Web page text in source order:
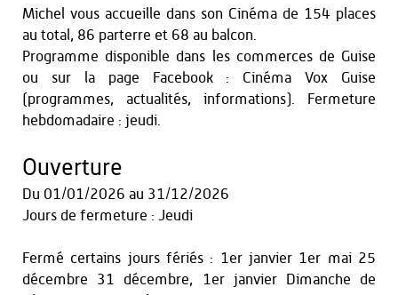
Michel vous accueille dans son Cinéma de 154 places
au total, 86 parterre et 68 au balcon.
Programme disponible dans les commerces de Guise
ou sur la page Facebook : Cinéma Vox Guise
(programmes, actualités, informations). Fermeture
hebdomadaire : jeudi.
Ouverture
Du 01/01/2026 au 31/12/2026
Jours de fermeture : Jeudi
Fermé certains jours fériés : 1er janvier 1er mai 25
décembre 31 décembre, 1er janvier Dimanche de